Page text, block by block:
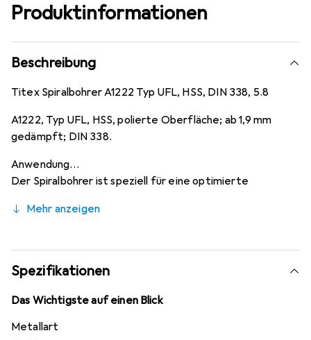
Produktinformationen
Beschreibung
Titex Spiralbohrer A1222 Typ UFL, HSS, DIN 338, 5.8
A1222, Typ UFL, HSS, polierte Oberfläche; ab 1,9 mm
gedämpft; DIN 338.
Anwendung
Der Spiralbohrer ist speziell für eine optimierte
ermöglicht grössere Bohrtiefen ohne Entlüftung. Er hat
langspanenden Materialien bis etwa 1000 N/mm².
Mehr anzeigen
Spezifikationen
Das Wichtigste auf einen Blick
Metallart